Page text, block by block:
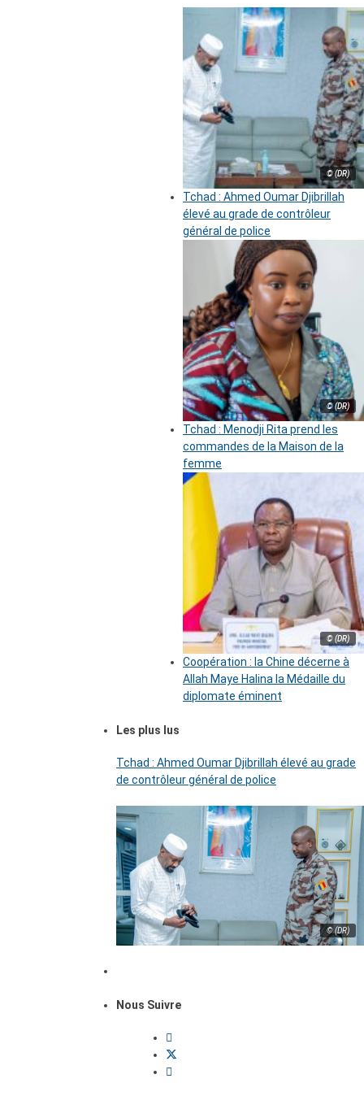
© (DR)
Tchad : Ahmed Oumar Djibrillah
élevé au grade de contrôleur
général de police
© (DR)
Tchad : Menodji Rita prend les
commandes de la Maison de la
femme
© (DR)
Coopération : la Chine décerne à
Allah Maye Halina la Médaille du
diplomate éminent
Les plus lus
Tchad : Ahmed Oumar Djibrillah élevé au grade
de contrôleur général de police
© (DR)
Nous Suivre